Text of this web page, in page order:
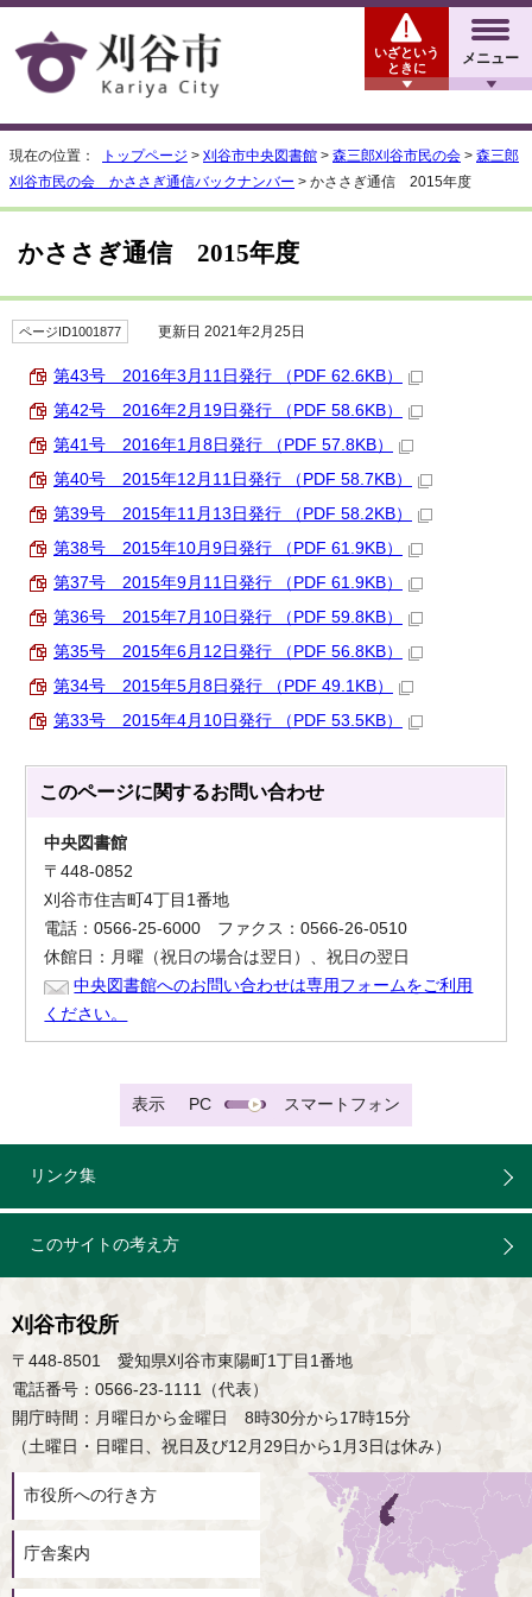
メニュー
いざという
ときに
現在の位置： トップページ > 刈谷市中央図書館 > 森三郎刈谷市民の会 > 森三郎
刈谷市民の会 かささぎ通信バックナンバー > かささぎ通信 2015年度
かささぎ通信 2015年度
ページID1001877 更新日 2021年2月25日
第43号 2016年3月11日発行 （PDF 62.6KB）
第42号 2016年2月19日発行 （PDF 58.6KB）
第41号 2016年1月8日発行 （PDF 57.8KB）
第40号 2015年12月11日発行 （PDF 58.7KB）
第39号 2015年11月13日発行 （PDF 58.2KB）
第38号 2015年10月9日発行 （PDF 61.9KB）
第37号 2015年9月11日発行 （PDF 61.9KB）
第36号 2015年7月10日発行 （PDF 59.8KB）
第35号 2015年6月12日発行 （PDF 56.8KB）
第34号 2015年5月8日発行 （PDF 49.1KB）
第33号 2015年4月10日発行 （PDF 53.5KB）
このページに関するお問い合わせ
中央図書館
〒448-0852
刈谷市住吉町4丁目1番地
電話：0566-25-6000 ファクス：0566-26-0510
休館日：月曜（祝日の場合は翌日）、祝日の翌日
中央図書館へのお問い合わせは専用フォームをご利用
ください。
表示 PC スマートフォン
リンク集
このサイトの考え方
刈谷市役所
〒448-8501 愛知県刈谷市東陽町1丁目1番地
電話番号：0566-23-1111（代表）
開庁時間：月曜日から金曜日 8時30分から17時15分
（土曜日・日曜日、祝日及び12月29日から1月3日は休み）
市役所への行き方
庁舎案内